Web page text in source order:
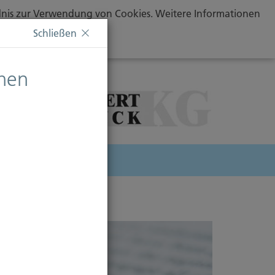
zur Verwendung von Cookies. Weitere Informationen
Schließen